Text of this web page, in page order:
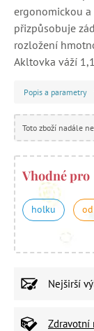
ergonomickou a
přizpůsobuje
rozložení
Akltovka váží
Popis a parametry
Toto zboží nadále
Vhodné pro
holku
Nejširší
Zdravotní